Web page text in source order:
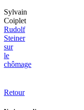
Sylvain
Coiplet
Rudolf
Steiner
sur
le
chômage
Retour